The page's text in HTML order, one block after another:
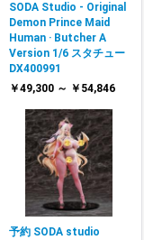
SODA Studio - Original
Demon Prince Maid
Human ‧ Butcher A
Version 1/6 スタチュー
DX400991
￥49,300 ～ ￥54,846
予約 SODA studio